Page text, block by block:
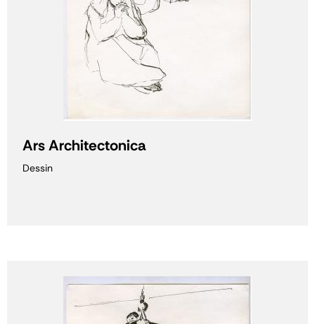
Ars Architectonica
Dessin